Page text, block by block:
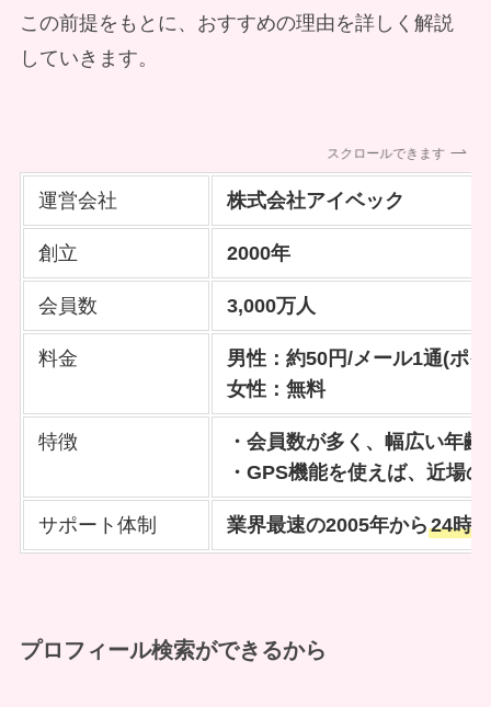
この前提をもとに、おすすめの理由を詳しく解説
していきます。
スクロールできます
運営会社 株式会社アイベック
創立 2000年
会員数 3,000万人
料金
男性：約50円/メール1通(ポ
女性：無料
特徴
・会員数が多く、幅広い年
・GPS機能を使えば、近場
サポート体制 業界最速の2005年から24時
プロフィール検索ができるから